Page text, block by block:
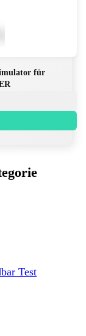
für
Test